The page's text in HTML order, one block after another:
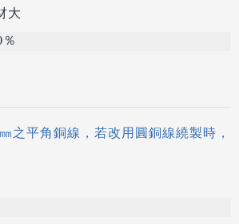
大
之平角銅線，若改用圓銅線繞製時，